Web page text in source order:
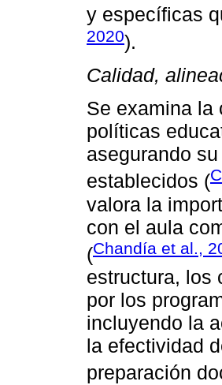
y específicas
2020).
Calidad,
Se examina la
políticas
asegurando
establecidos (
valora la
con el aula
(Chandía et al.,
estructura, los
por los
incluyendo la
la efectividad
preparación